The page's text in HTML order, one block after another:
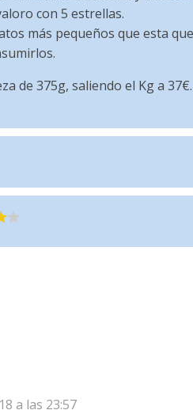
con 5 estrellas.
más pequeños que esta
de 375g, saliendo el Kg a 37€.
a las 23:57